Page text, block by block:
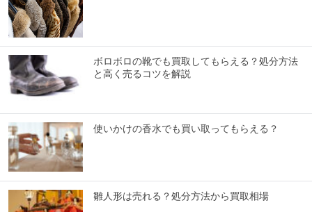
ボロボロの靴でも買取してもらえる？処分方法
と高く売るコツを解説
使いかけの香水でも買い取ってもらえる？
雛人形は売れる？処分方法から買取相場